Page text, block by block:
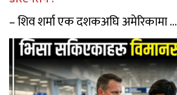
– शिव शर्मा एक दशकअघि अमेरिकामा ...